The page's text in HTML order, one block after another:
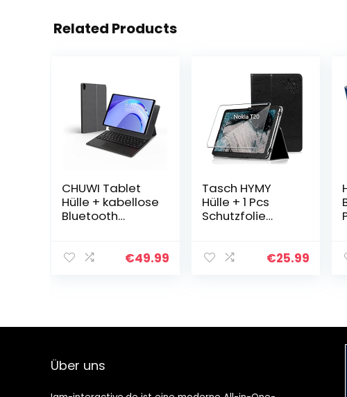
Related Products
CHUWI Tablet
Hülle + kabellose
Bluetooth
Tastaturschutzh
€49.99
Tasch HYMY
Hülle + 1 Pcs
Schutzfolie
Flip Case Cover
€25.99
Über uns